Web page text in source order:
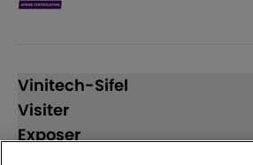
Vinitech-Sifel
Visiter
Exposer